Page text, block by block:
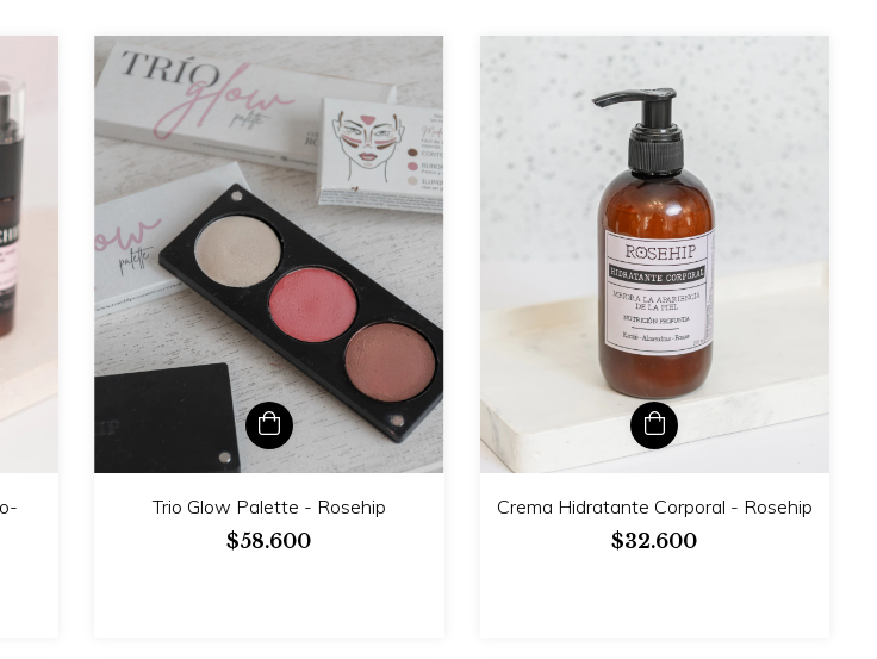
Trio Glow Palette - Rosehip
$58.600
Crema Hidratante Corporal - Rosehip
$32.600